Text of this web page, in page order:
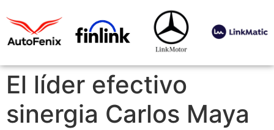
El líder efectivo
sinergia Carlos Maya